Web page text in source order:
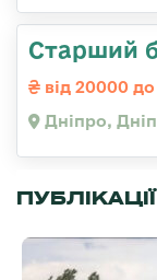
Старший
від 20000
Дніпро,
ПУБЛІКАЦІЇ